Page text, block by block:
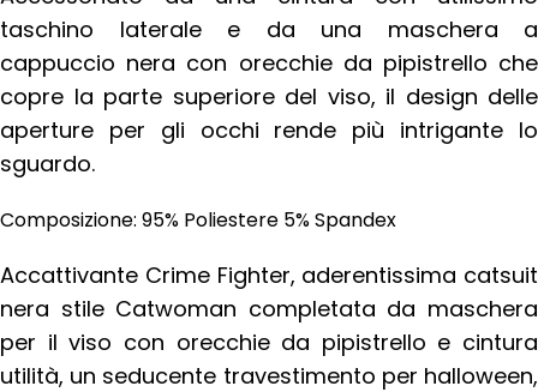
taschino laterale e da una maschera a
cappuccio nera con orecchie da pipistrello che
copre la parte superiore del viso, il design delle
aperture per gli occhi rende più intrigante lo
sguardo.
Composizione: 95% Poliestere 5% Spandex
Accattivante Crime Fighter, aderentissima catsuit
nera stile Catwoman completata da maschera
per il viso con orecchie da pipistrello e cintura
utilità, un seducente travestimento per halloween,